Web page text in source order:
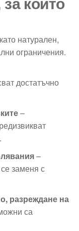
натурален,
ограничения.
достатъчно
–
–
заменя с
разреждане на
са